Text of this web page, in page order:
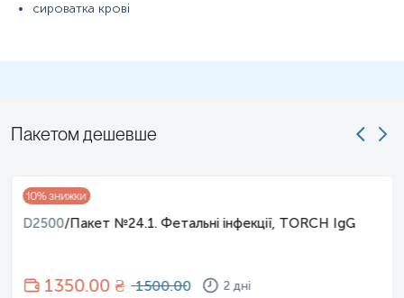
сироватка крові
Пакетом дешевше
10% знижки
D2500/Пакет №24.1. Фетальні інфекції, TORCH IgG
1350.00 ₴ 1500.00 2 дні